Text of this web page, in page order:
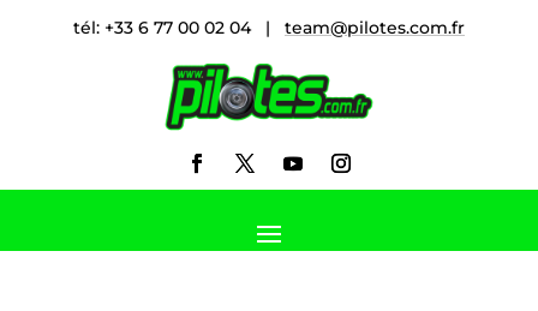
tél: +33 6 77 00 02 04 | team@pilotes.com.fr